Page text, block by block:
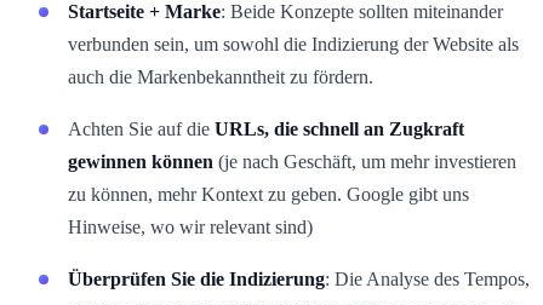
Startseite + Marke: Beide Konzepte sollten miteinander
verbunden sein, um sowohl die Indizierung der Website als
auch die Markenbekanntheit zu fördern.
Achten Sie auf die URLs, die schnell an Zugkraft
gewinnen können (je nach Geschäft, um mehr investieren
zu können, mehr Kontext zu geben. Google gibt uns
Hinweise, wo wir relevant sind)
Überprüfen Sie die Indizierung: Die Analyse des Tempos,